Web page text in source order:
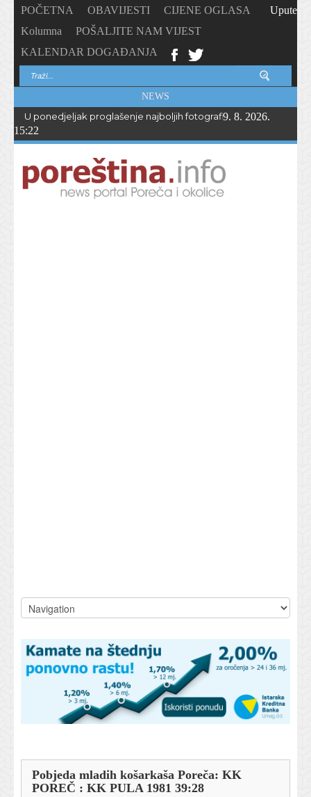
POČETNA OBAVIJESTI
CIJENE OGLASA
Kolumna
POŠALJITE NAM VIJEST
KALENDAR DOGAĐANJA
Upute
NEWS
U ponedjeljak proglašenje najboljih fotografija – PhotoCity2026
9. 8. 2026.
15:22
Pobjeda mladih košarkaša Poreča: KK
POREČ : KK PULA 1981 39:28